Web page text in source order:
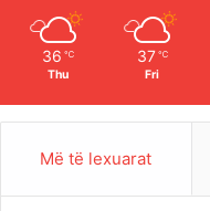
36 ℃
Thu
37 ℃
Fri
Më të lexuarat